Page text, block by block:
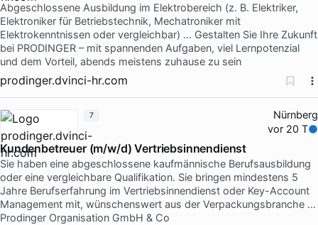
Abgeschlossene Ausbildung im Elektrobereich (z. B. Elektriker,
Elektroniker für Betriebstechnik, Mechatroniker mit
Elektrokenntnissen oder vergleichbar) … Gestalten Sie Ihre Zukunft
bei PRODINGER – mit spannenden Aufgaben, viel Lernpotenzial
und dem Vorteil, abends meistens zuhause zu sein
prodinger.dvinci-hr.com
Nürnberg
vor 20 T
Kundenbetreuer (m/w/d) Vertriebsinnendienst
Sie haben eine abgeschlossene kaufmännische Berufsausbildung
oder eine vergleichbare Qualifikation. Sie bringen mindestens 5
Jahre Berufserfahrung im Vertriebsinnendienst oder Key-Account
Management mit, wünschenswert aus der Verpackungsbranche …
Prodinger Organisation GmbH & Co
7